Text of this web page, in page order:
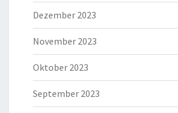
Dezember 2023
November 2023
Oktober 2023
September 2023